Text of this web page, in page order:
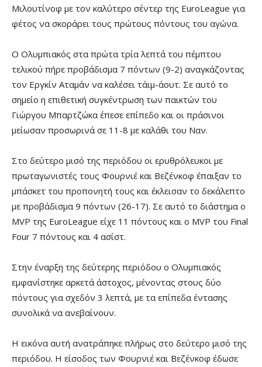
Μιλουτίνοφ με τον καλύτερο σέντερ της EuroLeague για
φέτος να σκοράρει τους πρώτους πόντους του αγώνα.
Ο Ολυμπιακός στα πρώτα τρία λεπτά του πέμπτου
τελικού πήρε προβάδισμα 7 πόντων (9-2) αναγκάζοντας
τον Εργκίν Αταμάν να καλέσει τάιμ-άουτ. Σε αυτό το
σημείο η επιθετική συγκέντρωση των παικτών του
Γιώργου Μπαρτζώκα έπεσε επίπεδο και οι πράσινοι
μείωσαν προσωρινά σε 11-8 με καλάθι του Ναν.
Στο δεύτερο μισό της περιόδου οι ερυθρόλευκοι με
πρωταγωνιστές τους Φουρνιέ και Βεζένκοφ έπαιξαν το
μπάσκετ του προπονητή τους και έκλεισαν το δεκάλεπτο
με προβάδισμα 9 πόντων (26-17). Σε αυτό το διάστημα ο
MVP της EuroLeague είχε 11 πόντους και ο MVP του Final
Four 7 πόντους και 4 ασίστ.
Στην έναρξη της δεύτερης περιόδου ο Ολυμπιακός
εμφανίστηκε αρκετά άστοχος, μένοντας στους δύο
πόντους για σχεδόν 3 λεπτά, με τα επίπεδα έντασης
συνολικά να ανεβαίνουν.
Η εικόνα αυτή ανατράπηκε πλήρως στο δεύτερο μισό της
περιόδου. Η είσοδος των Φουρνιέ και Βεζένκοφ έδωσε